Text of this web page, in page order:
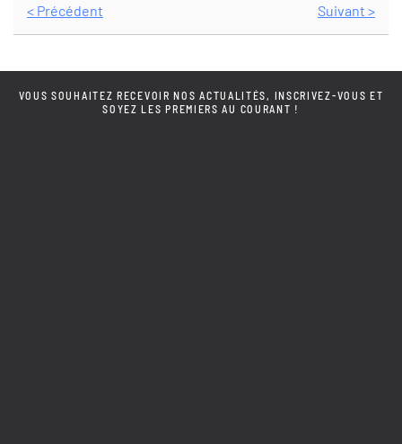
< Précédent Suivant >
VOUS SOUHAITEZ RECEVOIR NOS ACTUALITÉS, INSCRIVEZ-VOUS ET
SOYEZ LES PREMIERS AU COURANT !